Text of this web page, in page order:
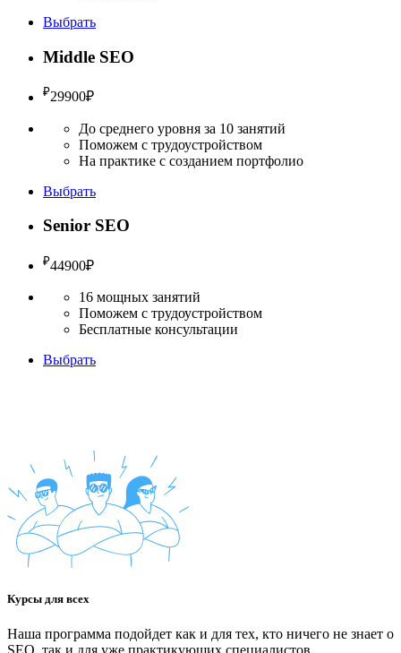
Выбрать
Middle SEO
₽29900₽
До среднего уровня за 10 занятий
Поможем с трудоустройством
На практике с созданием портфолио
Выбрать
Senior SEO
₽44900₽
16 мощных занятий
Поможем с трудоустройством
Бесплатные консультации
Выбрать
Курсы для всех
Наша программа подойдет как и для тех, кто ничего не знает о
SEO, так и для уже практикующих специалистов.